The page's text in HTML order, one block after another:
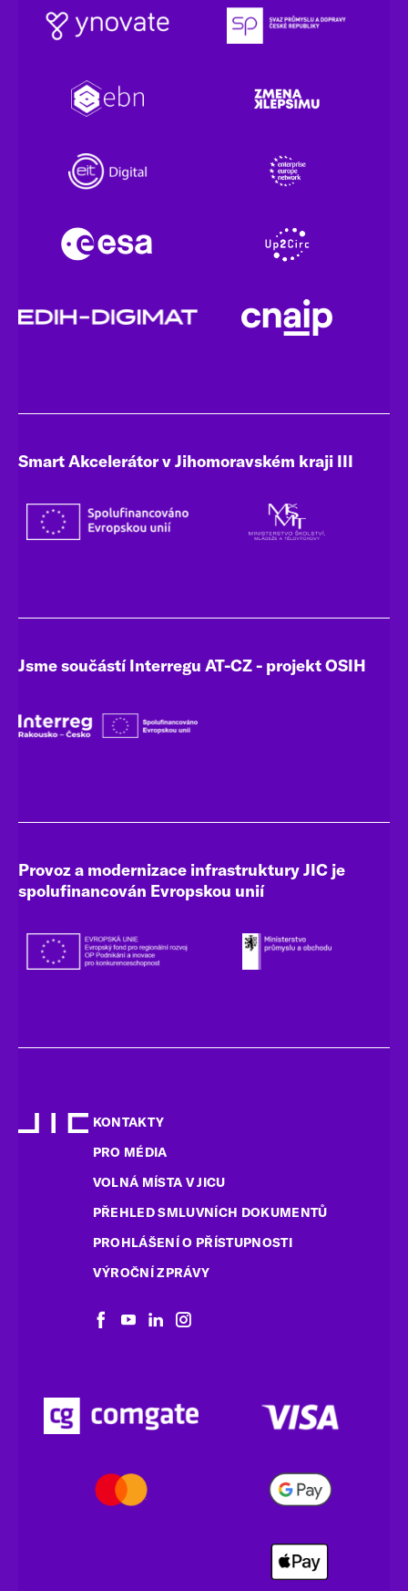
Smart Akcelerátor v Jihomoravském kraji III
Jsme součástí Interregu AT-CZ - projekt OSIH
Provoz a modernizace infrastruktury JIC je
spolufinancován Evropskou unií
KONTAKTY
PRO MÉDIA
VOLNÁ MÍSTA V JICU
PŘEHLED SMLUVNÍCH DOKUMENTŮ
PROHLÁŠENÍ O PŘÍSTUPNOSTI
VÝROČNÍ ZPRÁVY